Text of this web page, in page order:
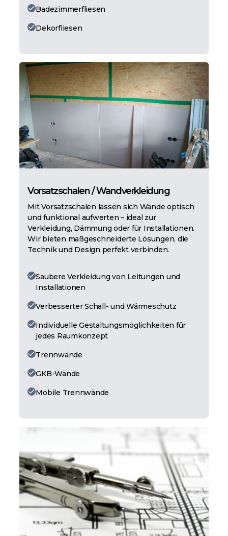
Badezimmerfliesen
Dekorfliesen
Vorsatzschalen / Wandverkleidung
Mit Vorsatzschalen lassen sich Wände optisch
und funktional aufwerten – ideal zur
Verkleidung, Dämmung oder für Installationen.
Wir bieten maßgeschneiderte Lösungen, die
Technik und Design perfekt verbinden.
Saubere Verkleidung von Leitungen und
Installationen
Verbesserter Schall- und Wärmeschutz
Individuelle Gestaltungsmöglichkeiten für
jedes Raumkonzept
Trennwände
GKB-Wände
Mobile Trennwände